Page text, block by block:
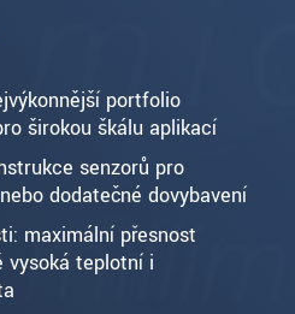
portfolio
širokou škálu aplikací
senzorů pro
dodatečné dovybavení
maximální přesnost
vysoká teplotní i